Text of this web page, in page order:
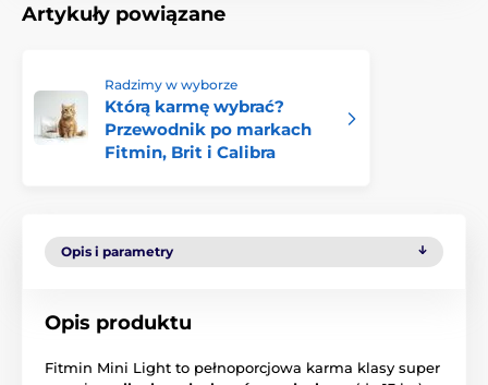
Artykuły powiązane
Radzimy w wyborze
Którą karmę wybrać?
Przewodnik po markach
Fitmin, Brit i Calibra
Opis i parametry
Opis produktu
Fitmin Mini Light to pełnoporcjowa karma klasy super